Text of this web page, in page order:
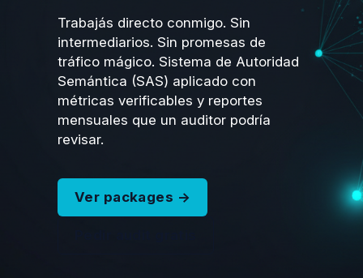
Trabajás directo conmigo. Sin
intermediarios. Sin promesas de
tráfico mágico. Sistema de Autoridad
Semántica (SAS) aplicado con
métricas verificables y reportes
mensuales que un auditor podría
revisar.
Ver packages →